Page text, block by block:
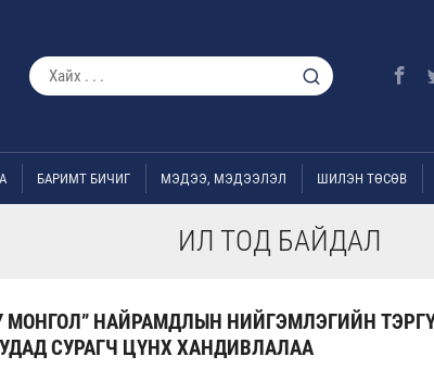
БАРИМТ БИЧИГ МЭДЭЭ, МЭДЭЭЛЭЛ ШИЛЭН ТӨСӨВ
ИЛ ТОД БАЙДАЛ
МОНГОЛ” НАЙРАМДЛЫН НИЙГЭМЛЭГИЙН
СУРАГЧ ЦҮНХ ХАНДИВЛАЛАА